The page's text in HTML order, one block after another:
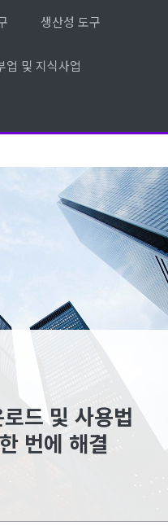
생산성 도구
업 및 지식사업
드 및 사용법
번에 해결